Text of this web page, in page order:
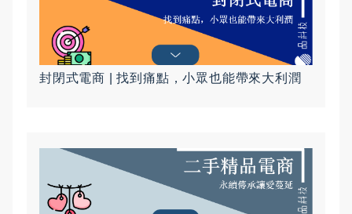
封閉式電商 | 找到痛點，小眾也能帶來大利潤